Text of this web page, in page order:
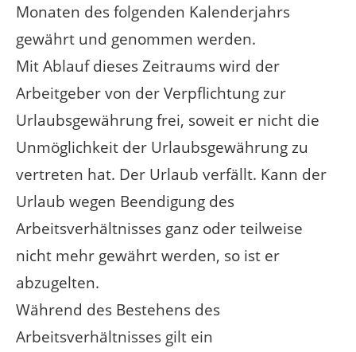
Monaten des folgenden Kalenderjahrs
gewährt und genommen werden.
Mit Ablauf dieses Zeitraums wird der
Arbeitgeber von der Verpflichtung zur
Urlaubsgewährung frei, soweit er nicht die
Unmöglichkeit der Urlaubsgewährung zu
vertreten hat. Der Urlaub verfällt. Kann der
Urlaub wegen Beendigung des
Arbeitsverhältnisses ganz oder teilweise
nicht mehr gewährt werden, so ist er
abzugelten.
Während des Bestehens des
Arbeitsverhältnisses gilt ein